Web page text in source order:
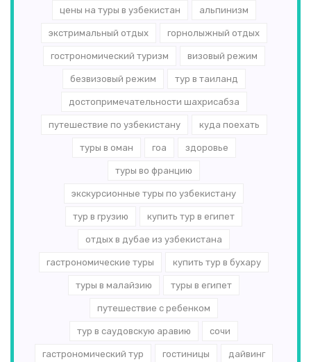
цены на туры в узбекистан альпинизм
экстримальный отдых горнолыжный отдых
гострономический туризм визовый режим
безвизовый режим тур в таиланд
достопримечательности шахрисабза
путешествие по узбекистану куда поехать
туры в оман гоа здоровье
туры во францию
экскурсионные туры по узбекистану
тур в грузию купить тур в египет
отдых в дубае из узбекистана
гастрономические туры купить тур в бухару
туры в малайзию туры в египет
путешествие с ребенком
тур в саудовскую аравию сочи
гастрономический тур гостиницы дайвинг